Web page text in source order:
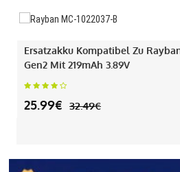
Ersatzakku Kompatibel Zu
Gen2 Mit 219mAh 3.89V
25.99€ 32.49€